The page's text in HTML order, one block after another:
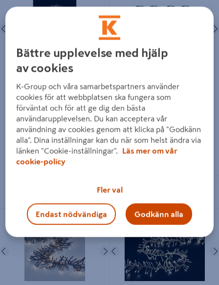
Nästa
IP44
1 379 kr/ ST
Läs mer
4ST
135 kr/ FRP
Läs mer
LJUSSLINGA CELLO CLUSTER IP44
Föregående Nästa
LJUS CLUSTER TILLÄGG 250LED
Föregående
Bättre upplevelse med hjälp
av cookies
K-Group och våra samarbetspartners använder
cookies för att webbplatsen ska fungera som
förväntat och för att ge dig den bästa
användarupplevelsen. Du kan acceptera vår
användning av cookies genom att klicka på "Godkänn
alla". Dina inställningar kan du när som helst ändra via
länken "Cookie-inställningar".
Läs mer om vår
cookie-policy
Fler val
Endast nödvändiga Godkänn alla